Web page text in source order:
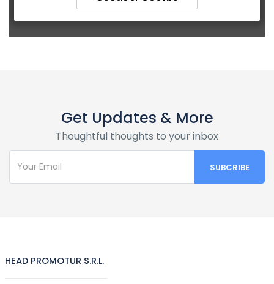
Get Updates & More
Thoughtful thoughts to your inbox
HEAD PROMOTUR S.R.L.